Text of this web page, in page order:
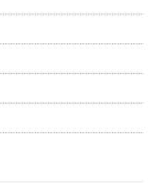
のシーンと整体の効
れるBLBはり灸整骨